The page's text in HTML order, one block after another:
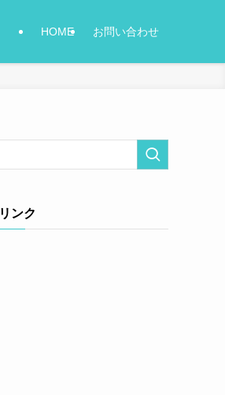
HOME お問い合わせ
ンク